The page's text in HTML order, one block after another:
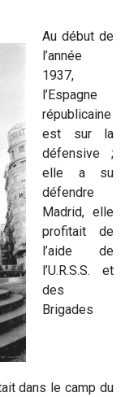
Au début de
l’année
1937,
l’Espagne
républicaine
est sur la
défensive ;
elle a su
défendre
Madrid, elle
profitait de
l’aide de
l’U.R.S.S. et
des
Brigades
dans le camp du